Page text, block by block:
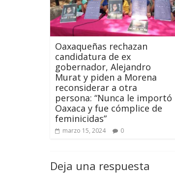
Oaxaqueñas rechazan
candidatura de ex
gobernador, Alejandro
Murat y piden a Morena
reconsiderar a otra
persona: “Nunca le importó
Oaxaca y fue cómplice de
feminicidas”
marzo 15, 2024 0
Deja una respuesta